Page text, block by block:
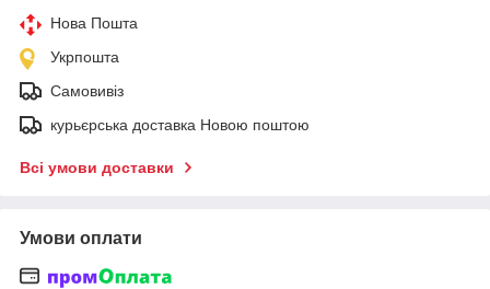
Нова Пошта
Укрпошта
Самовивіз
курьєрська доставка Новою поштою
Всі умови доставки
Умови оплати